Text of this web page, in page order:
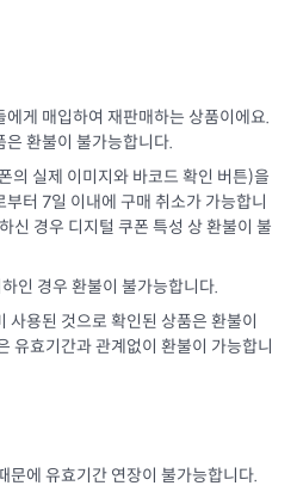
게 매입하여 재판매하는 상품이에요.
환불이 불가능합니다.
의 실제 이미지와 바코드 확인 버튼)을
터 7일 이내에 구매 취소가 가능합니
신 경우 디지털 쿠폰 특성 상 환불이 불
인 경우 환불이 불가능합니다.
사용된 것으로 확인된 상품은 환불이
유효기간과 관계없이 환불이 가능합니
문에 유효기간 연장이 불가능합니다.